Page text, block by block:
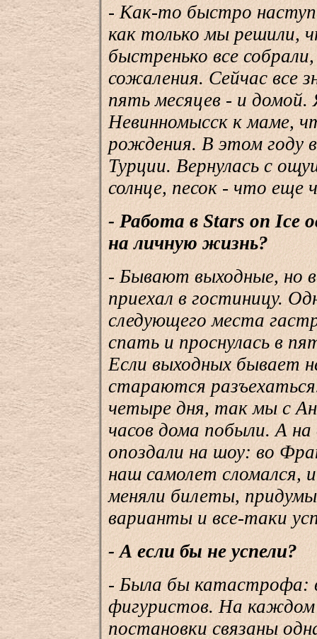
- Как-то быстро
как только мы решили,
быстренько все
сожаления. Сейчас все
пять месяцев - и домой.
Невинномысск к маме,
рождения. В этом году
Турции. Вернулась с
солнце, песок - что еще
- Работа в Stars on Ice
на личную жизнь?
- Бывают выходные, но
приехал в гостиницу.
следующего места
спать и проснулась в
Если выходных бывает
стараются
четыре дня, так мы с
часов дома побыли. А
опоздали на шоу: во
наш самолет
меняли билеты,
варианты и все-таки
- А если бы не успели?
- Была бы катастрофа:
фигуристов. На каждом
постановки связаны